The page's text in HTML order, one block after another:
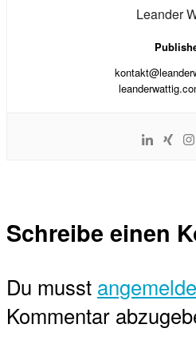
Leander
Schreibe einen
Du musst
Kommentar